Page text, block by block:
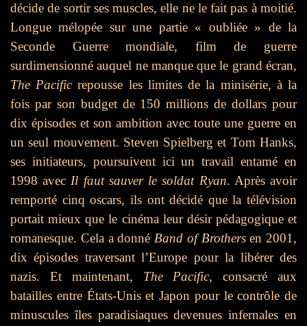
décide de sortir ses muscles, elle ne le fait pas à moitié.
Longue mélopée sur une partie « oubliée » de la
Seconde Guerre mondiale, film de guerre
surdimensionné auquel ne manque que le grand écran,
The Pacificrepousse les limites de la minisérie, à la
fois par son budget de 150 millions de dollars pour
dix épisodes et son ambition avec toute une guerre en
un seul mouvement. Steven Spielberg et Tom Hanks,
ses initiateurs, poursuivent ici un travail entamé en
1998 avec Il faut sauver le soldat Ryan. Après avoir
remporté cinq oscars, ils ont décidé que la télévision
portait mieux que le cinéma leur désir pédagogique et
romanesque. Cela a donné Band of Brothersen 2001,
dix épisodes traversant l’Europe pour la libérer des
nazis. Et maintenant, The Pacific, consacré aux
batailles entre États-Unis et Japon pour le contrôle de
minuscules îles paradisiaques devenues infernales en